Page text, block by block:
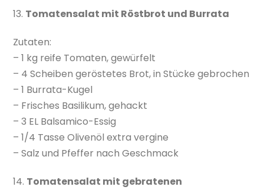
13. Tomatensalat mit Röstbrot und Burrata
Zutaten:
– 1 kg reife Tomaten, gewürfelt
– 4 Scheiben geröstetes Brot, in Stücke gebrochen
– 1 Burrata-Kugel
– Frisches Basilikum, gehackt
– 3 EL Balsamico-Essig
– 1/4 Tasse Olivenöl extra vergine
– Salz und Pfeffer nach Geschmack
14. Tomatensalat mit gebratenen